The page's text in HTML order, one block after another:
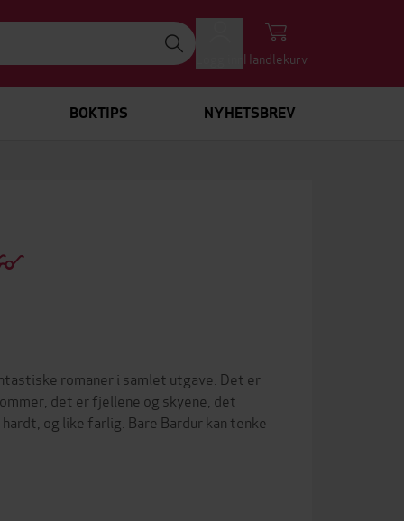
Handlekurv
BOKTIPS NYHETSBREV
romaner i samlet utgave. Det er
det er fjellene og skyene, det
og like farlig. Bare Bardur kan tenke